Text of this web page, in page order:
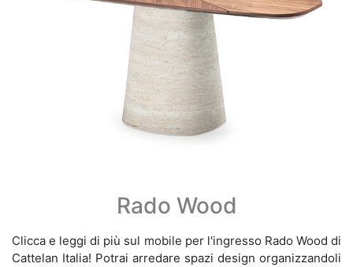
Rado Wood
Clicca e leggi di più sul mobile per l'ingresso Rado Wood di
Cattelan Italia! Potrai arredare spazi design organizzandoli